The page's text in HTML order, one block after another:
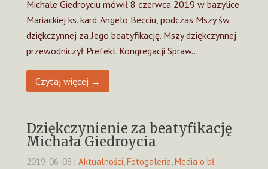
Michale Giedroyciu mówił 8 czerwca 2019 w bazylice
Mariackiej ks. kard. Angelo Becciu, podczas Mszy św.
dziękczynnej za Jego beatyfikację. Mszy dziękczynnej
przewodniczył Prefekt Kongregacji Spraw…
Czytaj więcej →
Dziękczynienie za beatyfikację
Michała Giedroycia
2019-06-08 | Aktualności Fotogaleria Media o bł.